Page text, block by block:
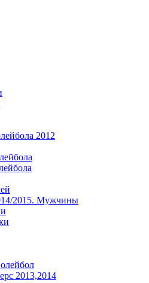
2012
2015. Мужчины
2013,2014